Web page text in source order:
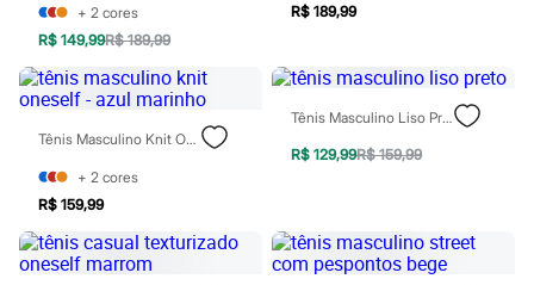
Calças
Calçados
Regatas
Moda íntima
Cuecas
Meias
Pijamas
Moda praia
Personagens
Plus size
Blusas e Camisetas
Calças
Camisas
+ 2 cores
R$ 149,99R$ 189,99
R$ 189,99
Tênis Masculino Knit Oneself - Azul Marinho
+ 2 cores
R$ 159,99
Tênis Masculino Liso Preto
R$ 129,99R$ 159,99